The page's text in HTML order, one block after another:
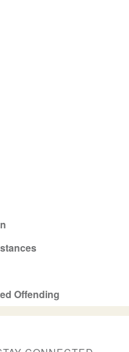
Offending